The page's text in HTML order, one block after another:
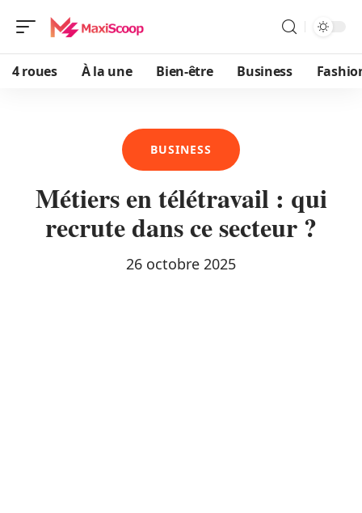
4 roues À la une Bien-être Business
BUSINESS
Métiers en télétravail : qui
recrute dans ce secteur ?
26 octobre 2025